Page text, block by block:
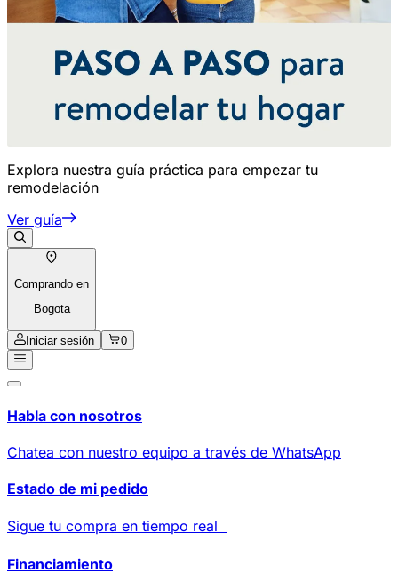
Explora nuestra guía práctica para empezar tu
remodelación
Ver guía
Comprando en
Bogota
Iniciar sesión 0
Habla con nosotros
Chatea con nuestro equipo a través de WhatsApp
Estado de mi pedido
Sigue tu compra en tiempo real
Financiamiento